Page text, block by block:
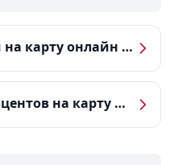
Срочный микрозайм на карту онлайн — получить деньги за 5 минут
Микрозаймы без процентов на карту — ТОП-10 за 2026 год